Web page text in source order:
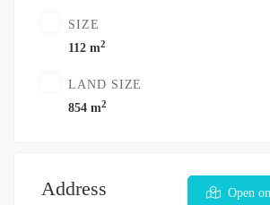
SIZE
112 m2
LAND SIZE
854 m2
Address Open